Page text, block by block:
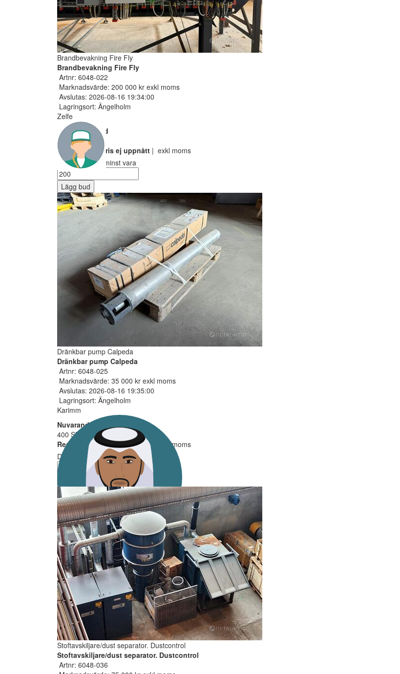
Brandbevakning Fire Fly
Brandbevakning Fire Fly
Artnr: 6048-022
Marknadsvärde: 200 000 kr exkl moms
Avslutas: 2026-08-16 19:34:00
Lagringsort: Ängelholm
Zelfe
Nuvarande bud
100 SEK
Reservarionspris ej uppnått | exkl moms
Ditt bud måste minst vara
Lägg bud
Dränkbar pump Calpeda
Dränkbar pump Calpeda
Artnr: 6048-025
Marknadsvärde: 35 000 kr exkl moms
Avslutas: 2026-08-16 19:35:00
Lagringsort: Ängelholm
Karimm
Nuvarande bud
400 SEK
Reservarionspris ej uppnått| exkl moms
Ditt bud måste minst vara
Stoftavskiljare/dust separator. Dustcontrol
Stoftavskiljare/dust separator. Dustcontrol
Artnr: 6048-036